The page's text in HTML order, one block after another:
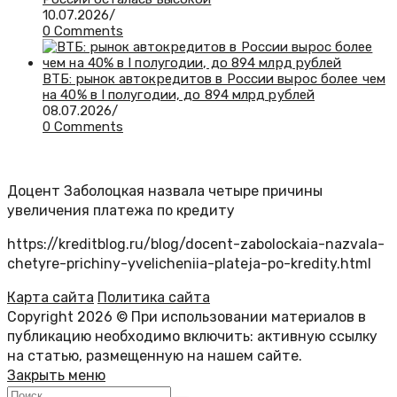
10.07.2026/
0 Comments
ВТБ: рынок автокредитов в России вырос более чем
на 40% в I полугодии, до 894 млрд рублей
08.07.2026/
0 Comments
Доцент Заболоцкая назвала четыре причины
увеличения платежа по кредиту
https://kreditblog.ru/blog/docent-zabolockaia-nazvala-
chetyre-prichiny-yvelicheniia-plateja-po-kredity.html
Карта сайта Политика сайта
Copyright 2026 © При использовании материалов в
публикацию необходимо включить: активную ссылку
на статью, размещенную на нашем сайте.
Закрыть меню